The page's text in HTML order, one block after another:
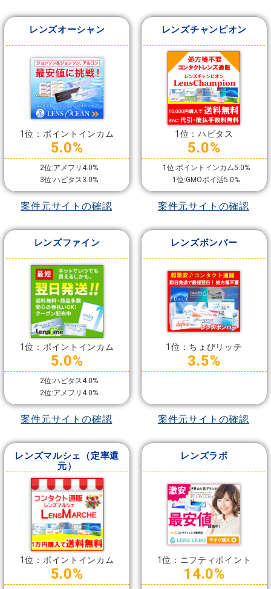
レンズオーシャン
1位：ポイントインカム
5.0%
2位:アメフリ4.0%
3位:ハピタス3.0%
案件元サイトの確認
レンズチャンピオン
1位：ハピタス
5.0%
1位:ポイントインカム5.0%
1位:GMOポイ活5.0%
案件元サイトの確認
レンズファイン
1位：ポイントインカム
5.0%
2位:ハピタス4.0%
2位:アメフリ4.0%
案件元サイトの確認
レンズボンバー
1位：ちょびリッチ
3.5%
案件元サイトの確認
レンズマルシェ（定率還
元）
1位：ポイントインカム
5.0%
レンズラボ
1位：ニフティポイント
14.0%